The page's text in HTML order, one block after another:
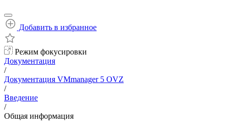
Добавить в избранное
Режим фокусировки
Документация
/
Документация VMmanager 5 OVZ
/
Введение
/
Общая информация